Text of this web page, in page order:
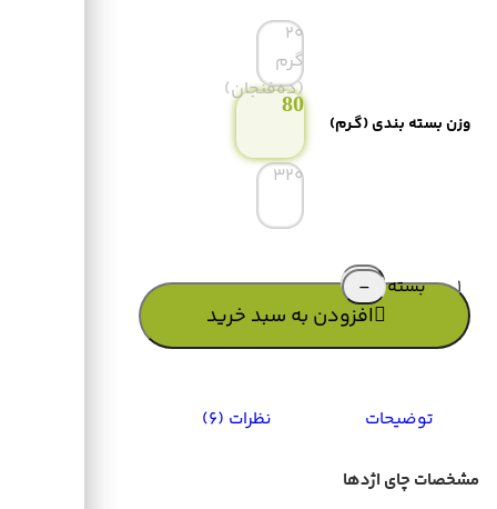
وزن بسته بندی (گـرم)
20
گرم
(ده‌فنجان)
80
320
تعداد
افزودن به سبد خرید
توضیحات نظرات (6)
مشخصات چای اژدها